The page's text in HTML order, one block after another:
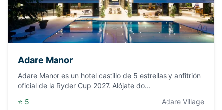
Adare Manor
Adare Manor es un hotel castillo de 5 estrellas y anfitrión
oficial de la Ryder Cup 2027. Alójate do...
⭐ 5 Adare Village